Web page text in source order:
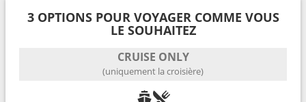
3 OPTIONS POUR VOYAGER COMME VOUS
LE SOUHAITEZ
CRUISE ONLY
(uniquement la croisière)